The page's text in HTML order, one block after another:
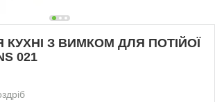
КУХНІ З ВИМКОМ ДЛЯ ПОТІЙОЇ
021